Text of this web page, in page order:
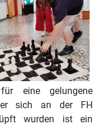
eine gelungene
sich an der FH
wurden ist ein